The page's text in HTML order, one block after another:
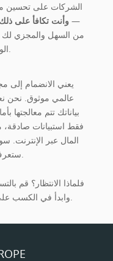
الشركات على تحسين
— وأنت تكافأ على ذلك
من السهل والمجزي
الوقت الذي يناسبك.
عالمي موثوق. نحن
بياناتك تتم
فقط استبيانات
المال عبر الإنترنت.
ستعرف دائمًا أن رأيك مهم.
فلماذا الانتظار؟ قم
وابدأ في الكسب على طول الطريق. الأمر بسيط للغاية.